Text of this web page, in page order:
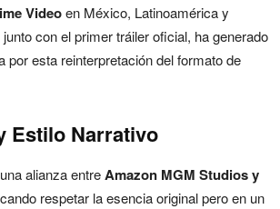
Videoen México, Latinoamérica y
con el primer tráiler oficial, ha generado
por esta reinterpretación del formato de
Estilo Narrativo
alianza entreAmazon MGM Studios y
respetar la esencia original pero en un